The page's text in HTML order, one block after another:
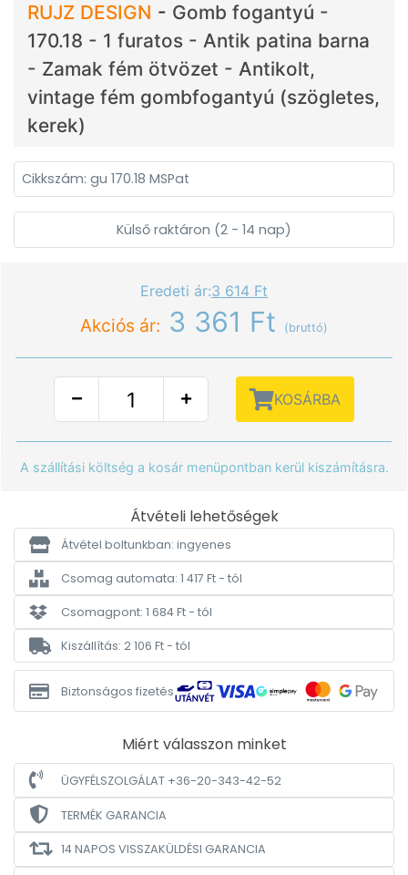
RUJZ DESIGN - Gomb fogantyú -
170.18 - 1 furatos - Antik patina barna
- Zamak fém ötvözet - Antikolt,
vintage fém gombfogantyú (szögletes,
kerek)
Cikkszám: gu 170.18 MSPat
Külső raktáron (2 - 14 nap)
Eredeti ár:3 614 Ft
Akciós ár: 3 361 Ft (bruttó)
KOSÁRBA
A szállítási költség a kosár menüpontban kerül kiszámításra.
Átvételi lehetőségek
Átvétel boltunkban: ingyenes
Csomag automata: 1 417 Ft - tól
Csomagpont: 1 684 Ft - tól
Kiszállítás: 2 106 Ft - tól
Biztonságos fizetés
Miért válasszon minket
ÜGYFÉLSZOLGÁLAT +36-20-343-42-52
TERMÉK GARANCIA
14 NAPOS VISSZAKÜLDÉSI GARANCIA